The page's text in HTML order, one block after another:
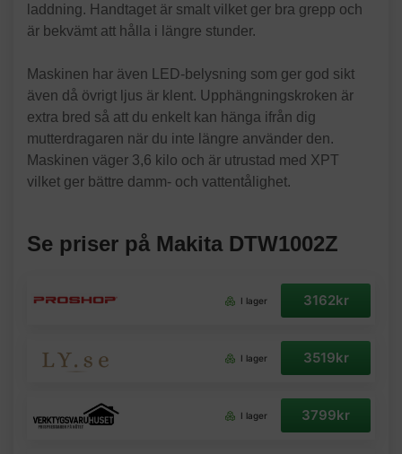
laddning. Handtaget är smalt vilket ger bra grepp och
är bekvämt att hålla i längre stunder.
Maskinen har även LED-belysning som ger god sikt
även då övrigt ljus är klent. Upphängningskroken är
extra bred så att du enkelt kan hänga ifrån dig
mutterdragaren när du inte längre använder den.
Maskinen väger 3,6 kilo och är utrustad med XPT
vilket ger bättre damm- och vattentålighet.
Se priser på Makita DTW1002Z
I lager 3162kr
I lager 3519kr
I lager 3799kr